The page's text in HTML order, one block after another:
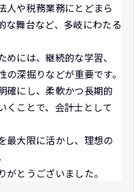
人や税務業務にとどまら
な舞台など、多岐にわたる
には、継続的な学習、
深掘りなどが重要です。
確にし、柔軟かつ長期的
くことで、会計士として
最大限に活かし、理想の
とうございました。